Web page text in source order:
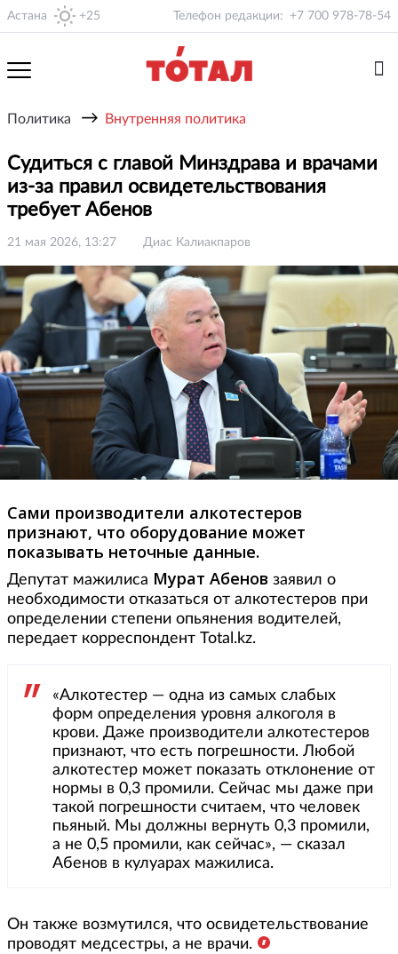
Астана +25 Телефон редакции: +7 700 978-78-54
Политика → Внутренняя политика
Судиться с главой Минздрава и врачами
из-за правил освидетельствования
требует Абенов
21 мая 2026, 13:27 Диас Калиакпаров
Сами производители алкотестеров
признают, что оборудование может
показывать неточные данные.
Депутат мажилиса Мурат Абенов заявил о
необходимости отказаться от алкотестеров при
определении степени опьянения водителей,
передает корреспондент Total.kz.
«Алкотестер — одна из самых слабых
форм определения уровня алкоголя в
крови. Даже производители алкотестеров
признают, что есть погрешности. Любой
алкотестер может показать отклонение от
нормы в 0,3 промили. Сейчас мы даже при
такой погрешности считаем, что человек
пьяный. Мы должны вернуть 0,3 промили,
а не 0,5 промили, как сейчас», — сказал
Абенов в кулуарах мажилиса.
Он также возмутился, что освидетельствование
проводят медсестры, а не врачи.